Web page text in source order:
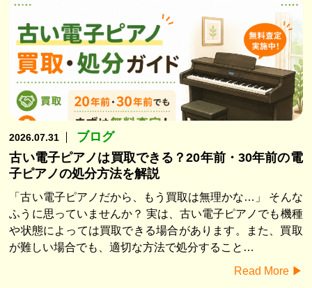
2026.07.31
ブログ
古い電子ピアノは買取できる？20年前・30年前の電
子ピアノの処分方法を解説
「古い電子ピアノだから、もう買取は無理かな…」 そんな
ふうに思っていませんか？ 実は、古い電子ピアノでも機種
や状態によっては買取できる場合があります。また、買取
が難しい場合でも、適切な方法で処分すること…
Read More ▶︎